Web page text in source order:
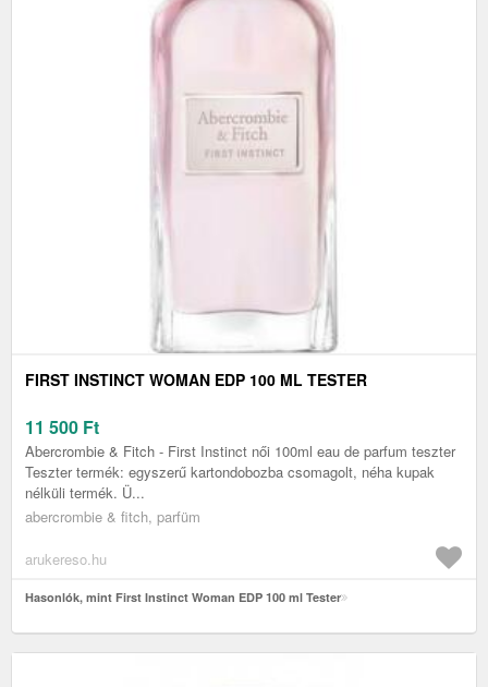
FIRST INSTINCT WOMAN EDP 100 ML TESTER
11 500 Ft
Abercrombie & Fitch - First Instinct női 100ml eau de parfum teszter
Teszter termék: egyszerű kartondobozba csomagolt, néha kupak
nélküli termék. Ü...
abercrombie & fitch, parfüm
arukereso.hu
Hasonlók, mint First Instinct Woman EDP 100 ml Tester